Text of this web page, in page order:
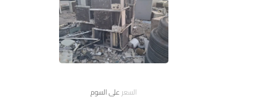
السعر على السوم